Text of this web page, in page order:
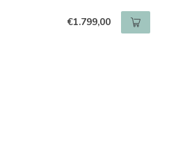
€1.799,00